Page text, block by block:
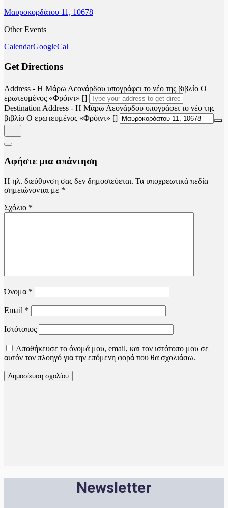
Μαυροκορδάτου 11, 10678
Other Events
CalendarGoogleCal
Get Directions
Address - Η Μάρω Λεονάρδου υπογράφει το νέο της βιβλίο Ο
ερωτευμένος «Φρόιντ» []
Destination Address - Η Μάρω Λεονάρδου υπογράφει το νέο της
βιβλίο Ο ερωτευμένος «Φρόιντ» []
Αφήστε μια απάντηση
Η ηλ. διεύθυνση σας δεν δημοσιεύεται. Τα υποχρεωτικά πεδία
σημειώνονται με *
Σχόλιο *
Όνομα *
Email *
Ιστότοπος
Αποθήκευσε το όνομά μου, email, και τον ιστότοπο μου σε
αυτόν τον πλοηγό για την επόμενη φορά που θα σχολιάσω.
Newsletter